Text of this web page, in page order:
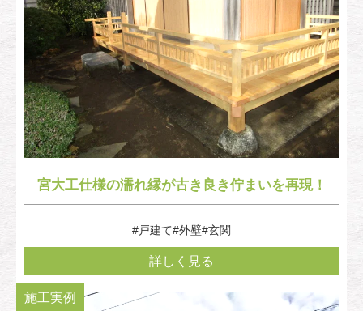
宮大工仕様の濡れ縁が古き良き佇まいを再現！
#戸建て#外壁#玄関
詳しく見る
施工実例